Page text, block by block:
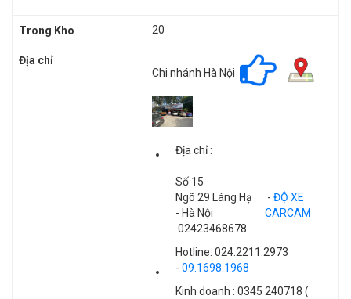
Trong Kho 20
Địa chỉ
Chi nhánh Hà Nội
Địa chỉ :
Số 15
Ngõ 29 Láng Hạ
- Hà Nội
02423468678
- ĐỘ XE
CARCAM
Hotline: 024.2211.2973
- 09.1698.1968
Kinh doanh : 0345 240718 (